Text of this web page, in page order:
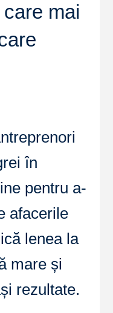
mai
în
pentru a-
afacerile
lenea la
mare și
rezultate.